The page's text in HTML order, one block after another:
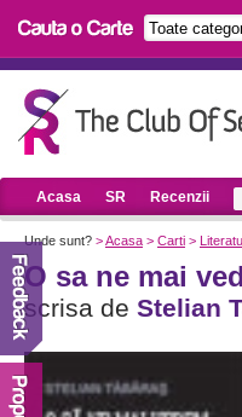
Acasa SR Recenzii
Unde sunt? >Acasa > Carti >
O sa ne mai
scrisa de Stelian